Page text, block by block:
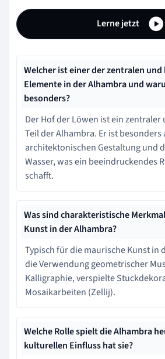
Lerne jetzt
Welcher ist einer der zentralen
Elemente in der Alhambra und
besonders?
Der Hof der Löwen ist ein
Teil der Alhambra. Er ist
architektonischen Gestaltung und
Wasser, was ein beeindruckendes
schafft.
Was sind charakteristische
Kunst in der Alhambra?
Typisch für die maurische Kunst in
die Verwendung geometrischer
Kalligraphie, verspielte
Mosaikarbeiten (Zellij).
Welche Rolle spielt die Alhambra
kulturellen Einfluss hat sie?